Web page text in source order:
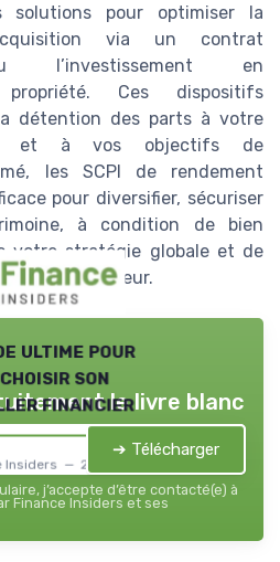
solutions pour optimiser la
via un contrat
l’investissement en
Ces dispositifs
détention des parts à votre
et à vos objectifs de
les SCPI de rendement
pour diversifier, sécuriser
à condition de bien
votre stratégie globale et de
d’investisseur.
ultime pour
son
financier
Insiders — 2026
le livre blanc
➔ Télécharger
j’accepte d’être contacté(e) à
Finance Insiders et ses